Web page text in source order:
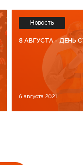
Новость
8 АВГУСТА - ДЕНЬ
6 августа 2021